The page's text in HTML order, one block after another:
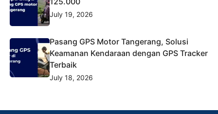
July 19, 2026
Pasang GPS Motor Tangerang, Solusi
Keamanan Kendaraan dengan GPS Tracker
Terbaik
July 18, 2026